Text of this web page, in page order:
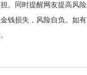
。同时提醒网友提高风
钱损失，风险自负。如